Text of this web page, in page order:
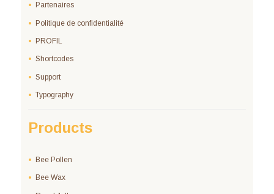
Partenaires
Politique de confidentialité
PROFIL
Shortcodes
Support
Typography
Products
Bee Pollen
Bee Wax